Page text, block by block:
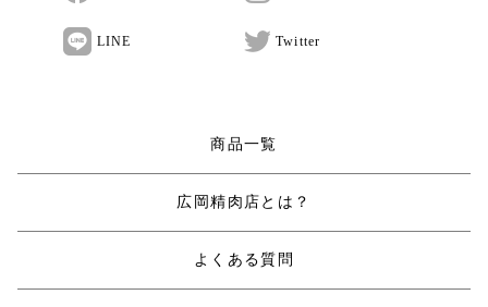
LINE Twitter
商品一覧
広岡精肉店とは？
よくある質問